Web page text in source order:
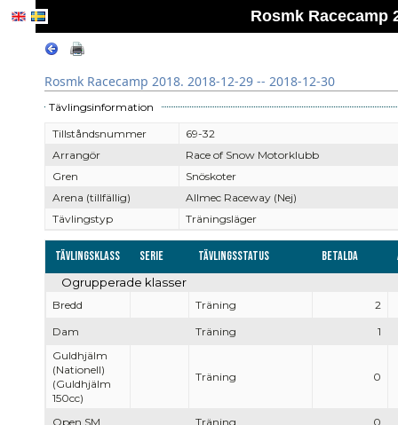
Rosmk Racecamp
Rosmk Racecamp 2018. 2018-12-29 -- 2018-12-30
Tävlingsinformation
Tillståndsnummer
69-32
Arrangör
Race of Snow Motorklubb
Gren
Snöskoter
Arena (tillfällig)
Allmec Raceway (Nej)
Tävlingstyp
Träningsläger
Tävlingsklass Serie Tävlingsstatus Betalda
Ogrupperade klasser
Bredd Träning
2
Dam
Träning
1
Guldhjälm
(Nationell)
(Guldhjälm
150cc)
Träning 0
Open SM Träning
0